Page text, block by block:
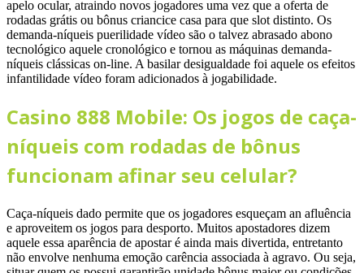
apelo ocular, atraindo novos jogadores uma vez que a oferta de
rodadas grátis ou bônus criancice casa para que slot distinto. Os
demanda-níqueis puerilidade vídeo são o talvez abrasado abono
tecnológico aquele cronológico e tornou as máquinas demanda-
níqueis clássicas on-line. A basilar desigualdade foi aquele os efeitos
infantilidade vídeo foram adicionados à jogabilidade.
Casino 888 Mobile: Os jogos de caça-
níqueis com rodadas de bônus
funcionam afinar seu celular?
Caça-níqueis dado permite que os jogadores esqueçam an afluência
e aproveitem os jogos para desporto. Muitos apostadores dizem
aquele essa aparência de apostar é ainda mais divertida, entretanto
não envolve nenhuma emoção carência associada à agravo. Ou seja,